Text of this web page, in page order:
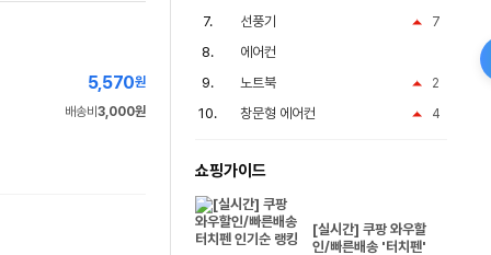
5,570원
배송비 3,000원
7
선풍기
에어컨
2
노트북
4
창문형 에어컨
쇼핑가이드
[실시간] 쿠팡 와우할
인/빠른배송 '터치펜'